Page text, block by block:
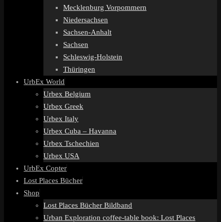
Mecklenburg Vorpommern
Niedersachsen
Sachsen-Anhalt
Sachsen
Schleswig-Holstein
Thüringen
UrbEx World
Urbex Belgium
Urbex Greek
Urbex Italy
Urbex Cuba – Havanna
Urbex Tschechien
Urbex USA
UrbEx Copter
Lost Places Bücher
Shop
Lost Places Bücher Bildband
Urban Exploration coffee-table book: Lost Places